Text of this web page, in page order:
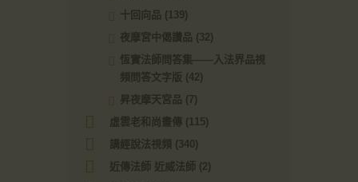
十回向品 (139)
夜摩宮中偈讚品 (32)
恆實法師問答集——入法界品視
頻問答文字版 (42)
昇夜摩天宮品 (7)
虛雲老和尚畫傳 (115)
講經說法視頻
(340)
近傳法師 近威法師 (2)